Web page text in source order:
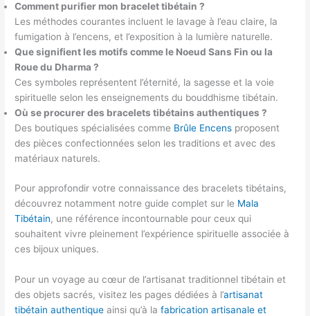
Comment purifier mon bracelet tibétain ?
Les méthodes courantes incluent le lavage à l’eau claire, la
fumigation à l’encens, et l’exposition à la lumière naturelle.
Que signifient les motifs comme le Noeud Sans Fin ou la
Roue du Dharma ?
Ces symboles représentent l’éternité, la sagesse et la voie
spirituelle selon les enseignements du bouddhisme tibétain.
Où se procurer des bracelets tibétains authentiques ?
Des boutiques spécialisées comme Brûle Encens proposent
des pièces confectionnées selon les traditions et avec des
matériaux naturels.
Pour approfondir votre connaissance des bracelets tibétains,
découvrez notamment notre guide complet sur le Mala
Tibétain, une référence incontournable pour ceux qui
souhaitent vivre pleinement l’expérience spirituelle associée à
ces bijoux uniques.
Pour un voyage au cœur de l’artisanat traditionnel tibétain et
des objets sacrés, visitez les pages dédiées à l’artisanat
tibétain authentique ainsi qu’à lafabrication artisanale et